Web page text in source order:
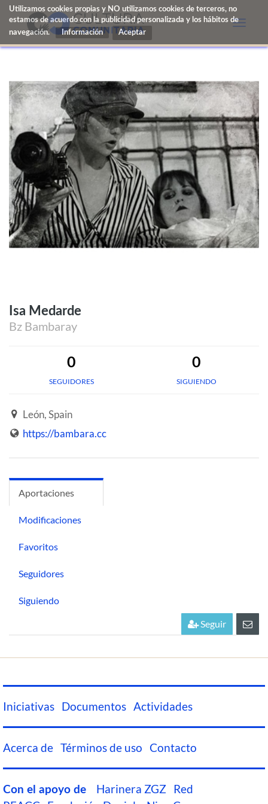
Utilizamos cookies propias y NO utilizamos cookies de terceros, no
estamos de acuerdo con la publicidad personalizada y los hábitos de
navegación.
Información
Toggle
Isa Medarde
Bz Bambaray
0
SEGUIDORES
0
SIGUIENDO
León, Spain
https://bambara.cc
Aportaciones
Modificaciones
Favoritos
Seguidores
Siguiendo
Seguir
Iniciativas Documentos Actividades
Acerca de Términos de uso Contacto
Con el apoyo de Harinera ZGZ Red